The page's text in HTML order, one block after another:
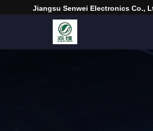
Jiangsu Senwei Electronics Co.,